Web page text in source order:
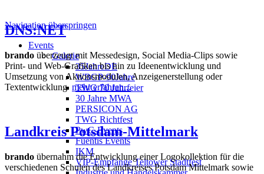
Navigation überspringen
Events
Galerie
35JahreDE
WBGP-90Jahre
TWG 70 Jahrfeier
30 Jahre MWA
PERSICON AG
TWG Richtfest
PwC-Events
Fuentis Events
IKM
VIP-Empfänge Teltower Stadtfest
DNS:NET
brando überzeugt mit Messedesign, Social Media-Clips sowie
Print- und Web-Grafiken bis hin zu Ideenentwicklung und
Umsetzung von Aktionsmodulen, Anzeigenerstellung oder
Textentwicklung mehr erfahren...
Landkreis Potsdam-Mittelmark
brando übernahm die Entwicklung einer Logokollektion für die
verschiedenen Schulen des Landkreises Potsdam Mittelmark sowie